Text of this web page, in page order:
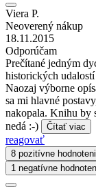
Viera P.
Neoverený nákup
18.11.2015
Odporúčam
Prečítané jedným
historických
Naozaj výborne
sa mi hlavné
nakopala. Knihu by
nedá :-)
Čítať viac
reagovať
8 pozitívne
1 negatívne